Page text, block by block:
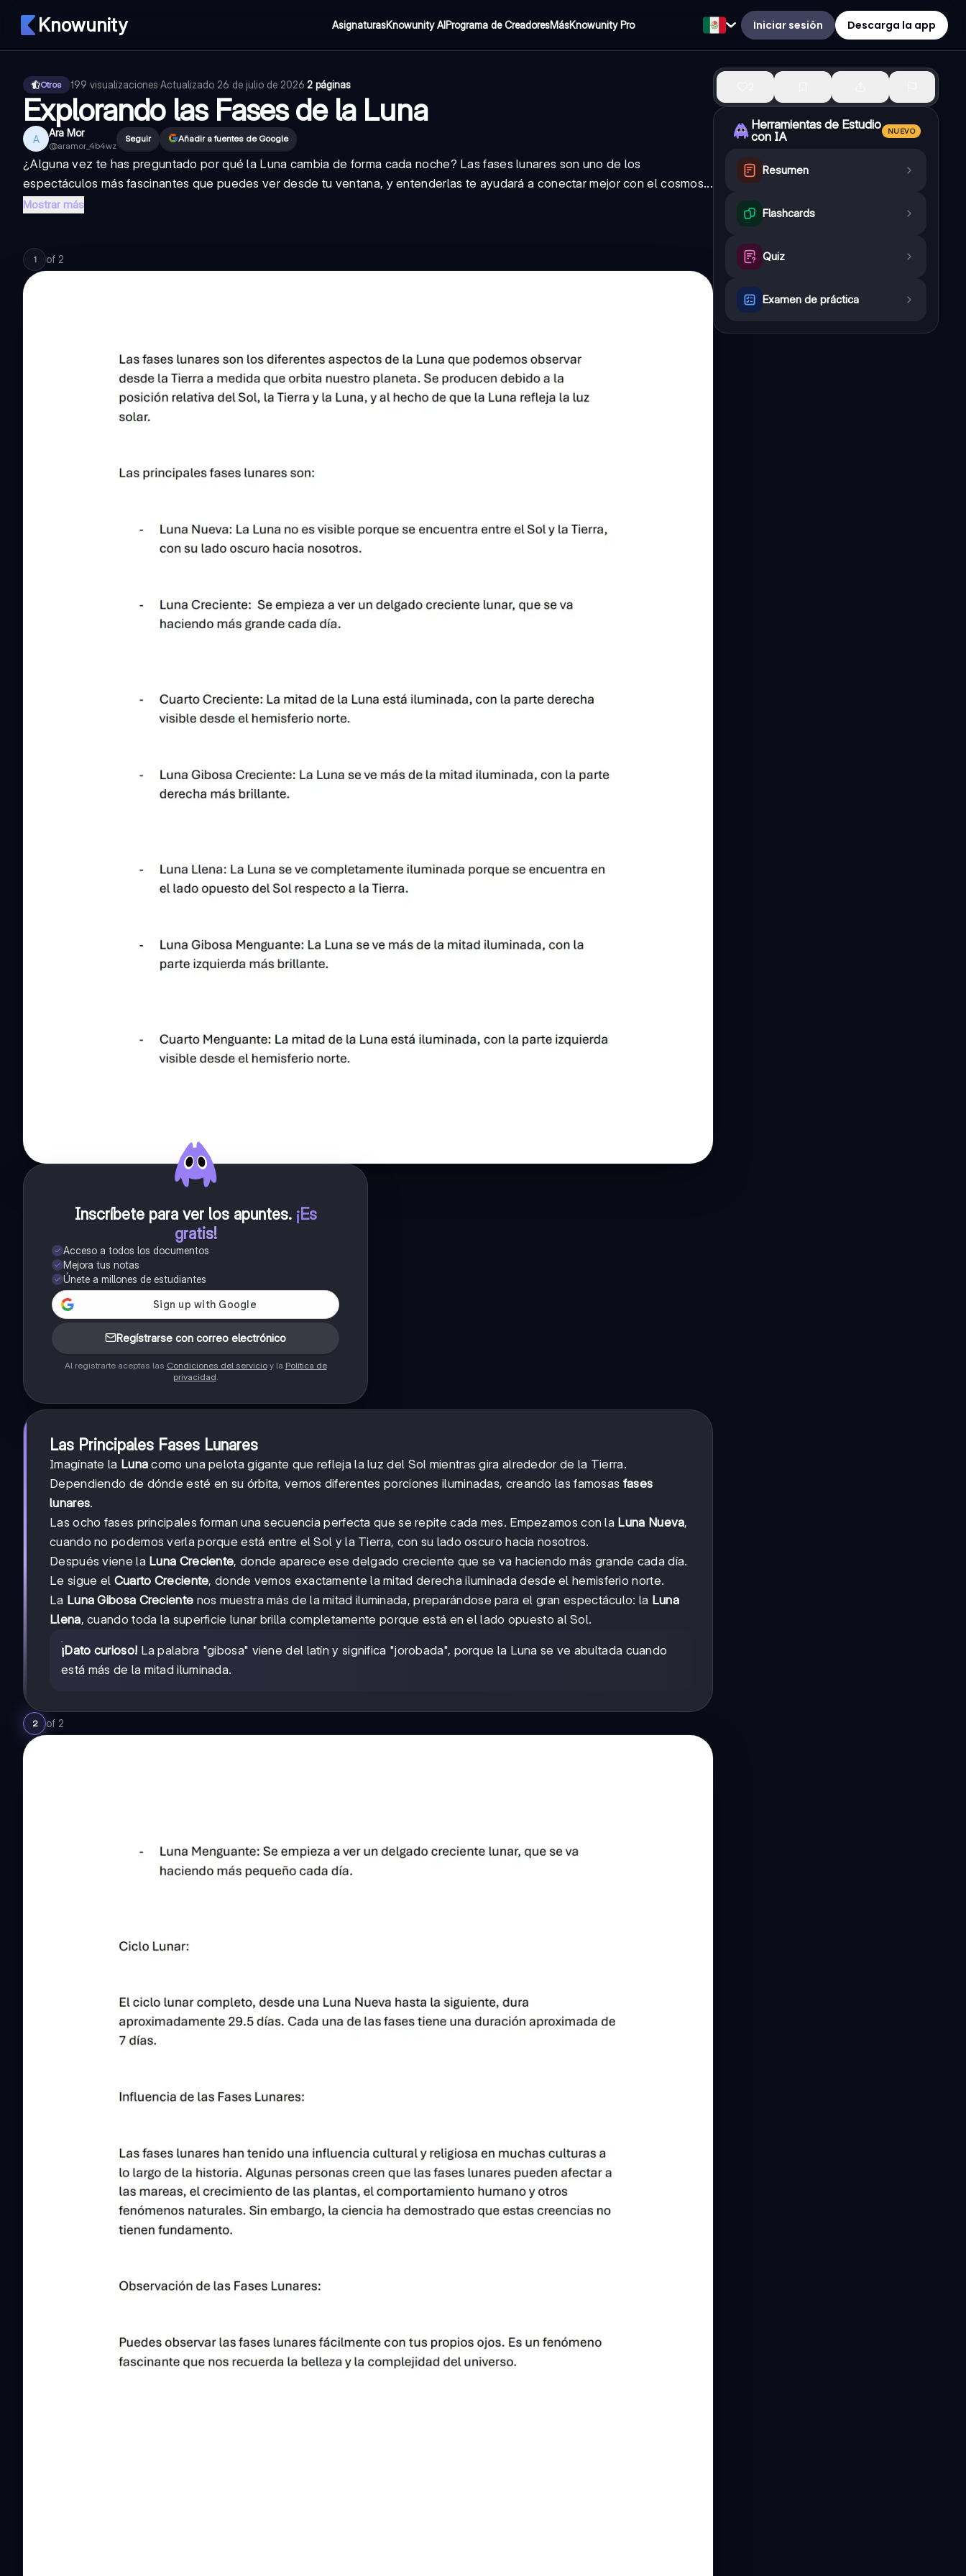
Knowunity AsignaturasKnowunity AIPrograma de CreadoresMásKnowunity Pro Iniciar sesión Descarga la app
Otros 199 visualizaciones·Actualizado 26 de julio de 2026·2 páginas
Explorando las Fases de la Luna
A Ara Mor
@aramor_4b4wz
Seguir Añadir a fuentes de Google
¿Alguna vez te has preguntado por qué la Luna cambia de forma cada noche? Las fases lunares son uno de los
espectáculos más fascinantes que puedes ver desde tu ventana, y entenderlas te ayudará a conectar mejor con el cosmos...
Mostrar más
1 of 2
Inscríbete para ver los apuntes. ¡Es
gratis!
Acceso a todos los documentos
Mejora tus notas
Únete a millones de estudiantes
Regístrarse con correo electrónico
Al registrarte aceptas las Condiciones del servicioy la Política de
privacidad
Las Principales Fases Lunares
Imagínate la Luna como una pelota gigante que refleja la luz del Sol mientras gira alrededor de la Tierra.
Dependiendo de dónde esté en su órbita, vemos diferentes porciones iluminadas, creando las famosas fases
lunares.
Las ocho fases principales forman una secuencia perfecta que se repite cada mes. Empezamos con la Luna Nueva,
cuando no podemos verla porque está entre el Sol y la Tierra, con su lado oscuro hacia nosotros.
Después viene la Luna Creciente, donde aparece ese delgado creciente que se va haciendo más grande cada día.
Le sigue el Cuarto Creciente, donde vemos exactamente la mitad derecha iluminada desde el hemisferio norte.
La Luna Gibosa Creciente nos muestra más de la mitad iluminada, preparándose para el gran espectáculo: la Luna
Llena, cuando toda la superficie lunar brilla completamente porque está en el lado opuesto al Sol.
¡Dato curioso! La palabra "gibosa" viene del latín y significa "jorobada", porque la Luna se ve abultada cuando
está más de la mitad iluminada.
2 of 2
Herramientas de Estudio
con IA
NUEVO
Resumen
Flashcards
Quiz
Examen de práctica